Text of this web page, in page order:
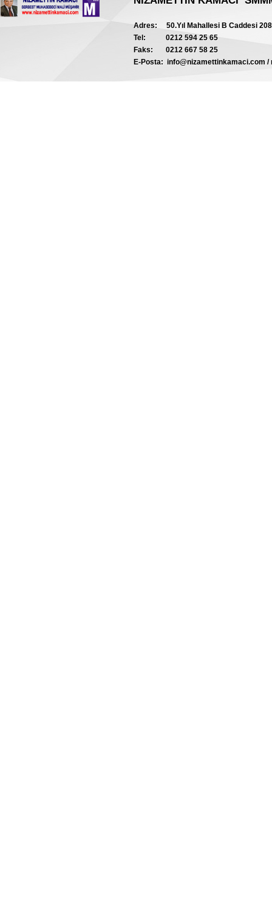
Adres:
50.Yıl Mahallesi B Caddesi
Tel:
0212 594 25 65
Faks:
0212 667 58 25
E-Posta: info@nizamettinkamaci.com /